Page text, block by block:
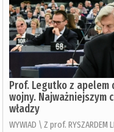
Prof. Legutko z
wojny. Najważniejszym
władzy
WYWIAD \ Z prof.